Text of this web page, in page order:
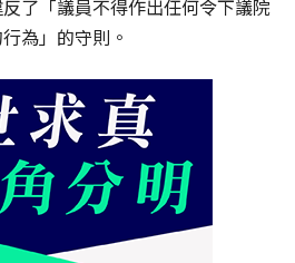
了「議員不得作出任何令下議院
為」的守則。